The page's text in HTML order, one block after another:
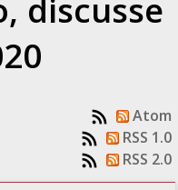
, discusse
Atom
RSS 1.0
RSS 2.0